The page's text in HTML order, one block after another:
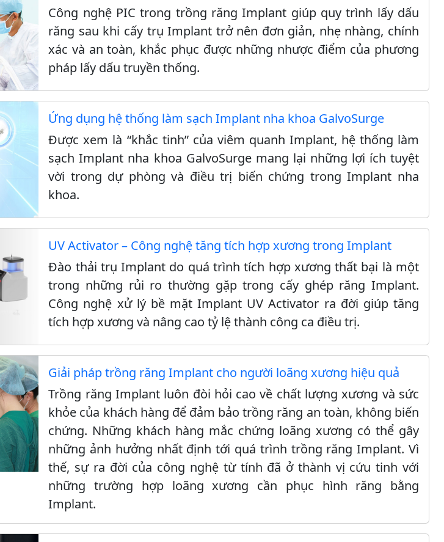
Công nghệ PIC trong trồng răng Implant giúp quy trình lấy dấu
răng sau khi cấy trụ Implant trở nên đơn giản, nhẹ nhàng, chính
xác và an toàn, khắc phục được những nhược điểm của phương
pháp lấy dấu truyền thống.
Ứng dụng hệ thống làm sạch Implant nha khoa GalvoSurge
Được xem là “khắc tinh” của viêm quanh Implant, hệ thống làm
sạch Implant nha khoa GalvoSurge mang lại những lợi ích tuyệt
vời trong dự phòng và điều trị biến chứng trong Implant nha
khoa.
UV Activator – Công nghệ tăng tích hợp xương trong Implant
Đào thải trụ Implant do quá trình tích hợp xương thất bại là một
trong những rủi ro thường gặp trong cấy ghép răng Implant.
Công nghệ xử lý bề mặt Implant UV Activator ra đời giúp tăng
tích hợp xương và nâng cao tỷ lệ thành công ca điều trị.
Giải pháp trồng răng Implant cho người loãng xương hiệu quả
Trồng răng Implant luôn đòi hỏi cao về chất lượng xương và sức
khỏe của khách hàng để đảm bảo trồng răng an toàn, không biến
chứng. Những khách hàng mắc chứng loãng xương có thể gây
những ảnh hưởng nhất định tới quá trình trồng răng Implant. Vì
thế, sự ra đời của công nghệ từ tính đã ở thành vị cứu tinh với
những trường hợp loãng xương cần phục hình răng bằng
Implant.